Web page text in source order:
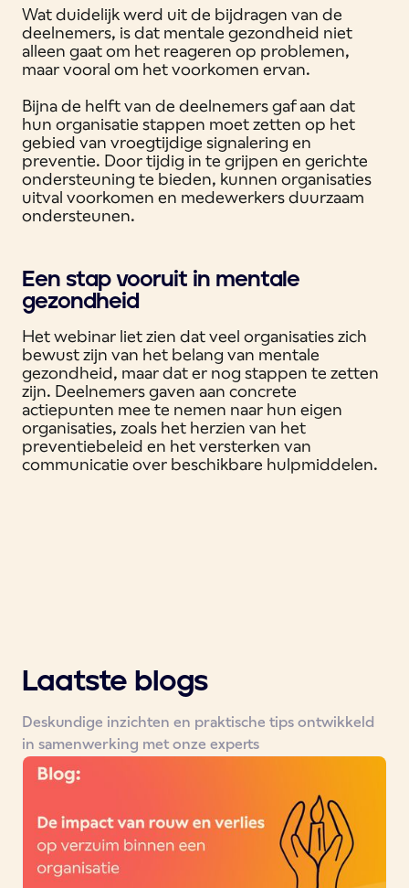
Wat duidelijk werd uit de bijdragen van de
deelnemers, is dat mentale gezondheid niet
alleen gaat om het reageren op problemen,
maar vooral om het voorkomen ervan.
Bijna de helft van de deelnemers gaf aan dat
hun organisatie stappen moet zetten op het
gebied van vroegtijdige signalering en
preventie. Door tijdig in te grijpen en gerichte
ondersteuning te bieden, kunnen organisaties
uitval voorkomen en medewerkers duurzaam
ondersteunen.
Een stap vooruit in mentale
gezondheid
Het webinar liet zien dat veel organisaties zich
bewust zijn van het belang van mentale
gezondheid, maar dat er nog stappen te zetten
zijn. Deelnemers gaven aan concrete
actiepunten mee te nemen naar hun eigen
organisaties, zoals het herzien van het
preventiebeleid en het versterken van
communicatie over beschikbare hulpmiddelen.
Laatste blogs
Deskundige inzichten en praktische tips ontwikkeld
in samenwerking met onze experts